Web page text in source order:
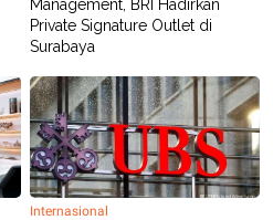
Management, BRI Hadirkan
Private Signature Outlet di
Surabaya
Internasional